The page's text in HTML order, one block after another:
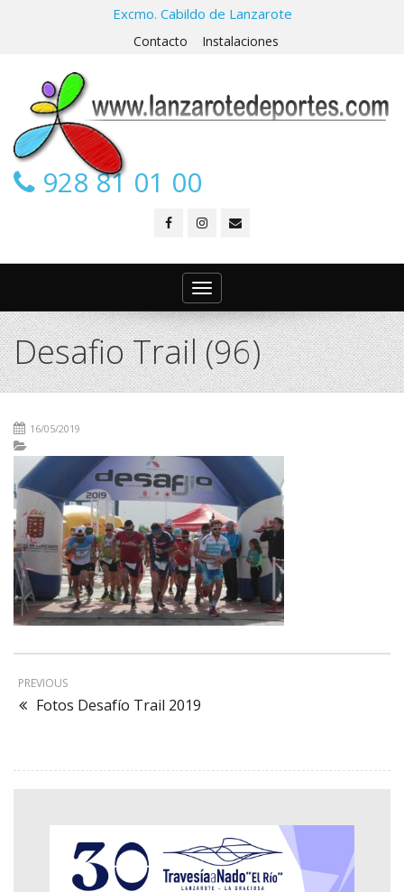
Excmo. Cabildo de Lanzarote
Contacto Instalaciones
928 81 01 00
Toggle
navigation
Desafio Trail (96)
16/05/2019
PREVIOUS
Fotos Desafío Trail 2019